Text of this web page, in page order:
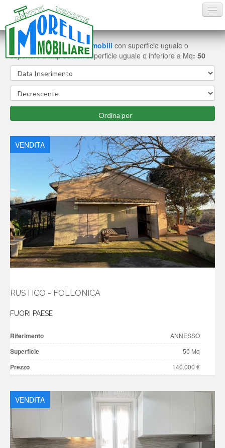
HOME
AFFITTI ESTIVI
CONTATTI
Trovate 19schede di immobili con superficie uguale o
superiore a Mq: 50con superficie uguale o inferiore a Mq: 50
VENDITA
RUSTICO - FOLLONICA
FUORI PAESE
Riferimento ANNESSO
Superficie 50 Mq
Prezzo 140.000 €
VENDITA